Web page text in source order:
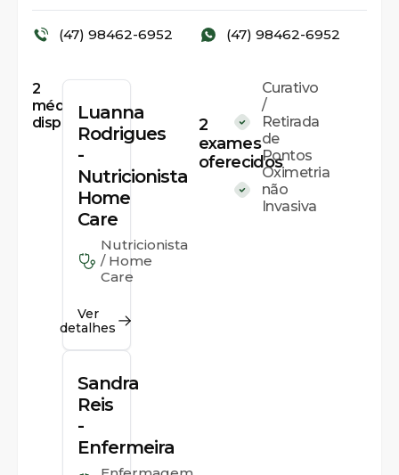
(47) 98462-6952 (47) 98462-6952
2
médicos
disponíveisLuanna
Rodrigues
-
Nutricionista
Home
Care
Nutricionista
/ Home
Care
Ver
detalhes
Sandra
Reis
-
Enfermeira
2
exames
oferecidos
Curativo
/
Retirada
de
Pontos
Oximetria
não
Invasiva